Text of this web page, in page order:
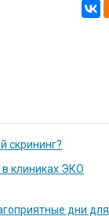
скрининг?
клиниках ЭКО
дни для